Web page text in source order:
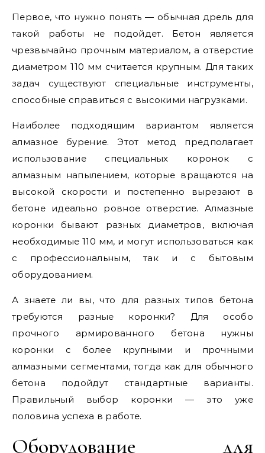
Первое, что нужно понять — обычная дрель для
такой работы не подойдет. Бетон является
чрезвычайно прочным материалом, а отверстие
диаметром 110 мм считается крупным. Для таких
задач существуют специальные инструменты,
способные справиться с высокими нагрузками.
Наиболее подходящим вариантом является
алмазное бурение. Этот метод предполагает
использование специальных коронок с
алмазным напылением, которые вращаются на
высокой скорости и постепенно вырезают в
бетоне идеально ровное отверстие. Алмазные
коронки бывают разных диаметров, включая
необходимые 110 мм, и могут использоваться как
с профессиональным, так и с бытовым
оборудованием.
А знаете ли вы, что для разных типов бетона
требуются разные коронки? Для особо
прочного армированного бетона нужны
коронки с более крупными и прочными
алмазными сегментами, тогда как для обычного
бетона подойдут стандартные варианты.
Правильный выбор коронки — это уже
половина успеха в работе.
Оборудование для